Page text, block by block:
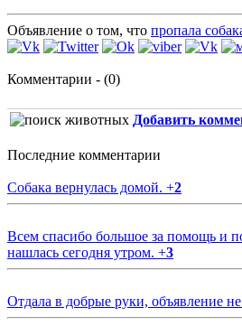
Объявление о том, что пропала
Комментарии - (0)
Добавить
Последние комментарии
Собака вернулась домой. +2
Всем спасибо большое за помощь и
нашлась сегодня утром. +3
Отдала в добрые руки, объявление не